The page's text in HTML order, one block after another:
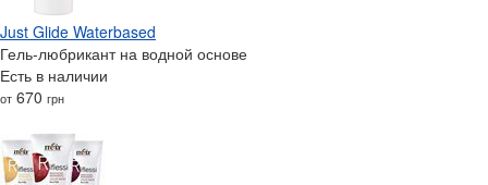
Just Glide Waterbased
Гель-любрикант на водной основе
Есть в наличии
от 670 грн